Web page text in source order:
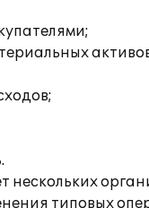
нескольких
типовых